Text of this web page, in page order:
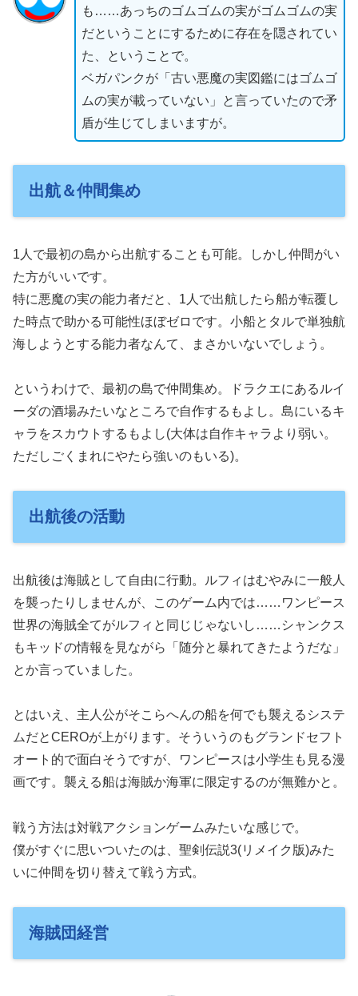
も……あっちのゴムゴムの実がゴムゴムの実
だということにするために存在を隠されてい
た、ということで。
ベガパンクが「古い悪魔の実図鑑にはゴムゴ
ムの実が載っていない」と言っていたので矛
盾が生じてしまいますが。
出航＆仲間集め
1人で最初の島から出航することも可能。しかし仲間がい
た方がいいです。
特に悪魔の実の能力者だと、1人で出航したら船が転覆し
た時点で助かる可能性ほぼゼロです。小船とタルで単独航
海しようとする能力者なんて、まさかいないでしょう。
というわけで、最初の島で仲間集め。ドラクエにあるルイ
ーダの酒場みたいなところで自作するもよし。島にいるキ
ャラをスカウトするもよし(大体は自作キャラより弱い。
ただしごくまれにやたら強いのもいる)。
出航後の活動
出航後は海賊として自由に行動。ルフィはむやみに一般人
を襲ったりしませんが、このゲーム内では……ワンピース
世界の海賊全てがルフィと同じじゃないし……シャンクス
もキッドの情報を見ながら「随分と暴れてきたようだな」
とか言っていました。
とはいえ、主人公がそこらへんの船を何でも襲えるシステ
ムだとCEROが上がります。そういうのもグランドセフト
オート的で面白そうですが、ワンピースは小学生も見る漫
画です。襲える船は海賊か海軍に限定するのが無難かと。
戦う方法は対戦アクションゲームみたいな感じで。
僕がすぐに思いついたのは、聖剣伝説3(リメイク版)みた
いに仲間を切り替えて戦う方式。
海賊団経営